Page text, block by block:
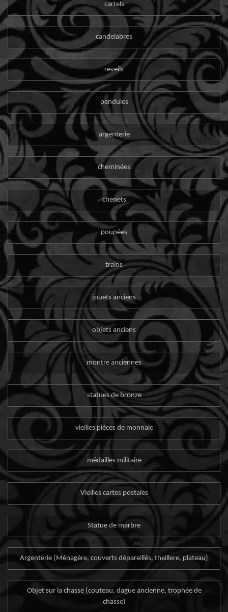
cartels
candelabres
reveils
pendules
argenterie
cheminées
chenets
poupées
trains
jouets anciens
objets anciens
montre anciennes
statues de bronze
vieilles pièces de monnaie
médailles militaire
Vieilles cartes postales
Statue de marbre
Argenterie (Ménagère, couverts dépareillés, theillere, plateau)
Objet sur la chasse (couteau, dague ancienne, trophée de
chasse)